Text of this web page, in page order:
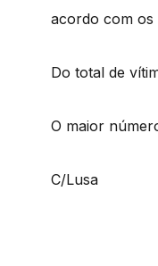
acordo com os
Do total de
O maior
C/Lusa